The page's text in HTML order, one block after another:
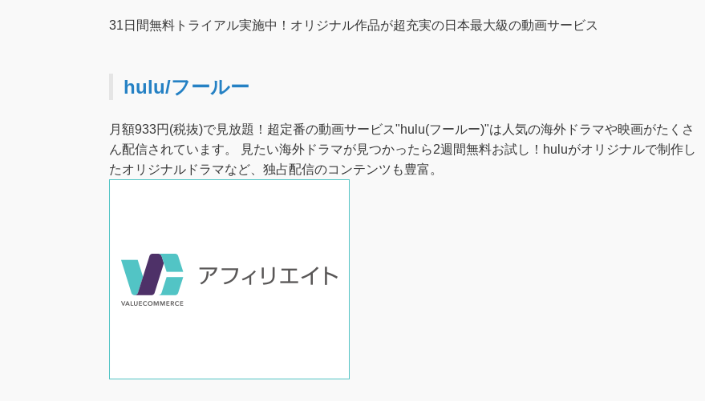
31日間無料トライアル実施中！オリジナル作品が超充実の日本最大級の動画サービス
hulu/フールー
月額933円(税抜)で見放題！超定番の動画サービス"hulu(フールー)"は人気の海外ドラマや映画がたくさ
ん配信されています。 見たい海外ドラマが見つかったら2週間無料お試し！huluがオリジナルで制作し
たオリジナルドラマなど、独占配信のコンテンツも豊富。